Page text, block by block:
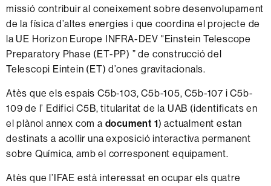
missió contribuir al coneixement sobre desenvolupament
de la física d’altes energies i que coordina el projecte de
la UE Horizon Europe INFRA-DEV "Einstein Telescope
Preparatory Phase (ET-PP) ” de construcció del
Telescopi Eintein (ET) d’ones gravitacionals.
Atès que els espais C5b-103, C5b-105, C5b-107 i C5b-
109 de l’ Edifici C5B, titularitat de la UAB (identificats en
el plànol annex com a document 1) actualment estan
destinats a acollir una exposició interactiva permanent
sobre Química, amb el corresponent equipament.
Atès que l’IFAE està interessat en ocupar els quatre